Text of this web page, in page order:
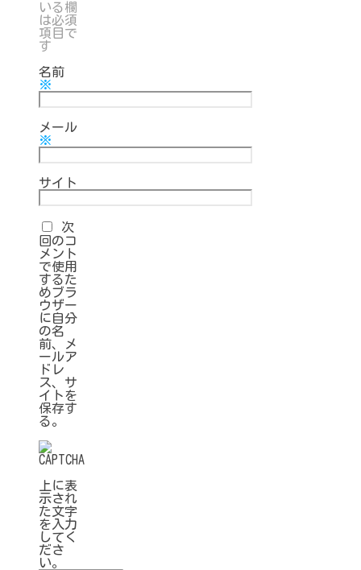
いる欄
は必須
項目で
す
名前
※
メール
※
サイト
次
回のコ
メント
で使用
するた
めブラ
ウザー
に自分
の名
前、メ
ールア
ドレ
ス、サ
イトを
保存す
る。
上に表
示され
た文字
を入力
してく
ださ
い。